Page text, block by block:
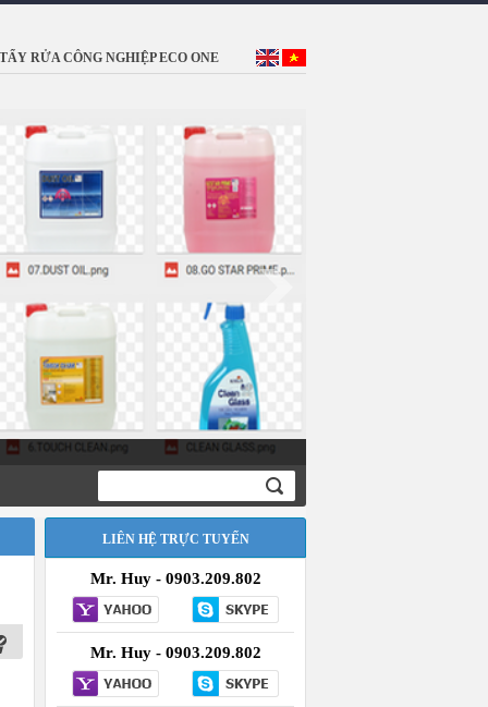
RỬA CÔNG NGHIỆP ECO ONE
LIÊN HỆ TRỰC TUYẾN
Mr. Huy - 0903.209.802
Mr. Huy - 0903.209.802